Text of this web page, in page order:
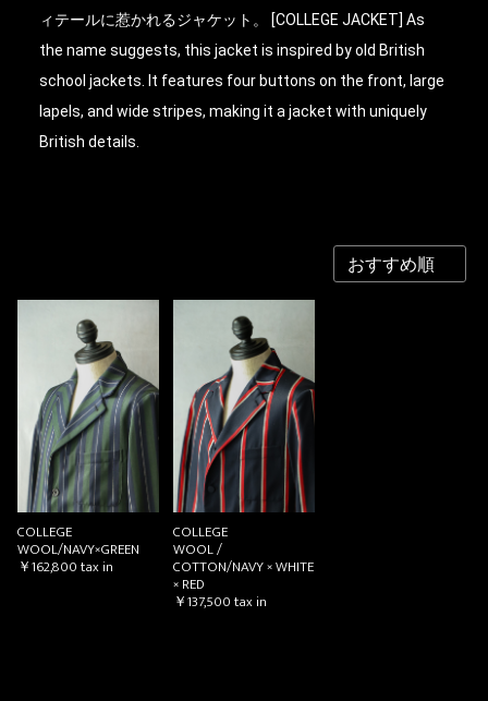
ィテールに惹かれるジャケット。 [COLLEGE JACKET] As
the name suggests, this jacket is inspired by old British
school jackets. It features four buttons on the front, large
lapels, and wide stripes, making it a jacket with uniquely
British details.
COLLEGE
WOOL/NAVY×GREEN
￥162,800tax in
COLLEGE
WOOL /
COTTON/NAVY × WHITE
× RED
￥137,500tax in